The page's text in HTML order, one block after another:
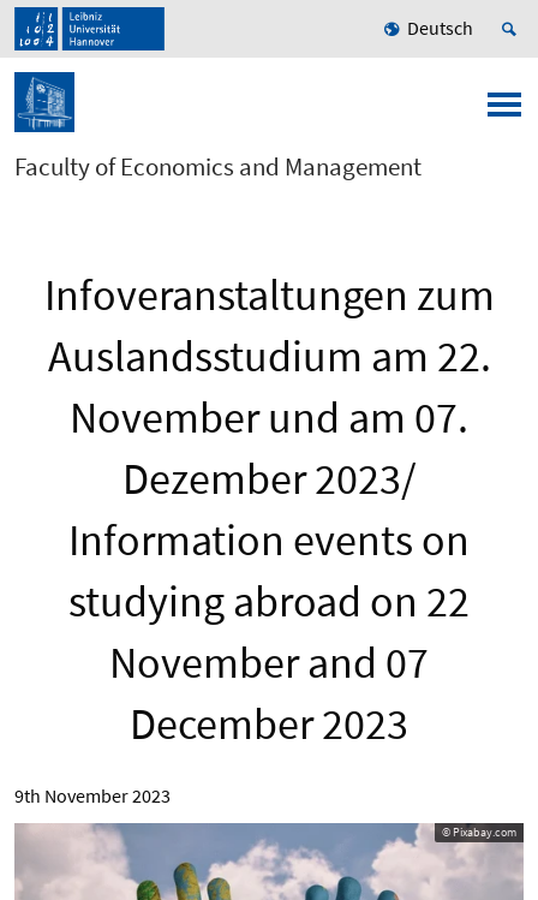
Deutsch
Faculty of Economics and Management
Infoveranstaltungen zum
Auslandsstudium am 22.
November und am 07.
Dezember 2023/
Information events on
studying abroad on 22
November and 07
December 2023
9th November 2023
© Pixabay.com